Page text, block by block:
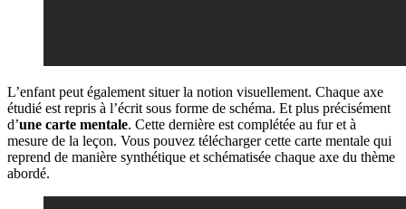
L’enfant peut également situer la notion visuellement. Chaque axe
étudié est repris à l’écrit sous forme de schéma. Et plus précisément
d’une carte mentale. Cette dernière est complétée au fur et à
mesure de la leçon. Vous pouvez télécharger cette carte mentale qui
reprend de manière synthétique et schématisée chaque axe du thème
abordé.